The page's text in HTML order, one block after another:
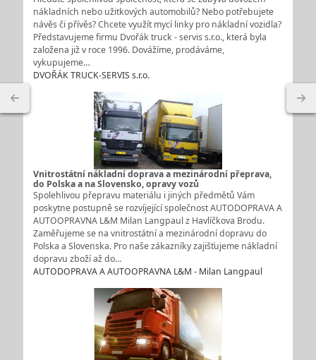
nákladních nebo užitkových automobilů? Nebo potřebujete
návěs či přívěs? Chcete využít mycí linky pro nákladní vozidla?
Představujeme firmu Dvořák truck - servis s.r.o., která byla
založena již v roce 1996. Dovážíme, prodáváme,
vykupujeme…
DVOŘÁK TRUCK-SERVIS s.r.o.
Vnitrostátní nákladní doprava a mezinárodní přeprava,
do Polska a na Slovensko, opravy vozů
Spolehlivou přepravu materiálu i jiných předmětů Vám
poskytne postupně se rozvíjející společnost AUTODOPRAVA A
AUTOOPRAVNA L&M Milan Langpaul z Havlíčkova Brodu.
Zaměřujeme se na vnitrostátní a mezinárodní dopravu do
Polska a Slovenska. Pro naše zákazníky zajišťujeme nákladní
dopravu zboží až do…
AUTODOPRAVA A AUTOOPRAVNA L&M - Milan Langpaul